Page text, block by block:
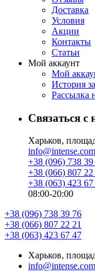
Доставка
Условия
Aкции
Контакты
Статьи
Мой аккаунт
Мой
История
Рассылка
Связаться с
Харьков,
+38 (096) 738 39
+38 (066) 807 22
+38 (063) 423 67
08:00-20:00
+38 (096) 738 39 76
+38 (066) 807 22 21
+38 (063) 423 67 47
Харьков,